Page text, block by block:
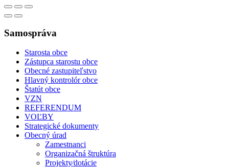
Samospráva
Starosta obce
Zástupca starostu obce
Obecné zastupiteľstvo
Hlavný kontrolór obce
Štatút obce
VZN
REFERENDUM
VOĽBY
Strategické dokumenty
Obecný úrad
Zamestnanci
Organizačná štruktúra
Projekty⁄dotácie